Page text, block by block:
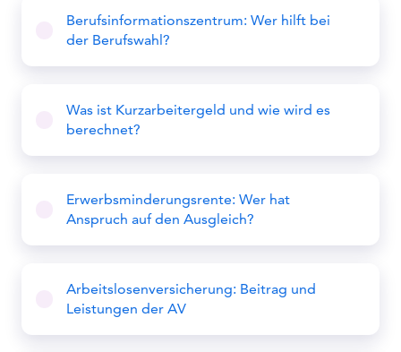
Berufsinformationszentrum: Wer hilft bei
der Berufswahl?
Was ist Kurzarbeitergeld und wie wird es
berechnet?
Erwerbsminderungsrente: Wer hat
Anspruch auf den Ausgleich?
Arbeitslosenversicherung: Beitrag und
Leistungen der AV